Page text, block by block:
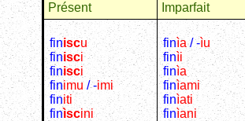
Présent Imparfait
finiscu
finisci
finisci
finimu / -imi
finiti
finìscini
finìa / -ìu
finìi
finìa
finìami
finìati
finìani